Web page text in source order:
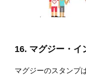
16. マグジー・イ
マグジーのスタンプ